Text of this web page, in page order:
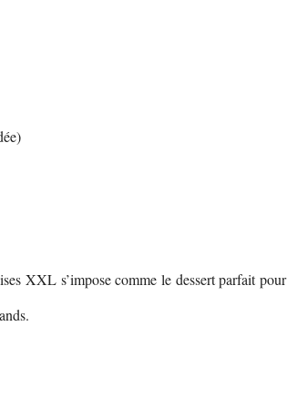
XXL s’impose comme le dessert parfait pour